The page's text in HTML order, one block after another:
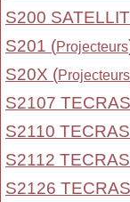
S200
S201 (Projecteurs
S20X (Projecteurs
S2107
S2110
S2112
S2126